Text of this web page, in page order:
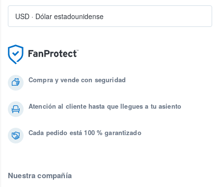
Compra y vende con seguridad
Atención al cliente hasta que llegues a tu asiento
Cada pedido está 100 % garantizado
Nuestra compañía
USD · Dólar estadounidense